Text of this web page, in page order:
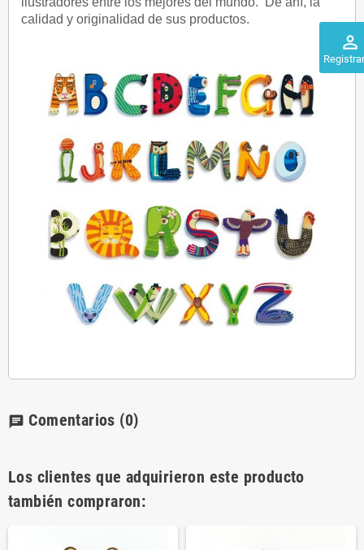
perm_identity
calidad y originalidad de sus productos.
chat Comentarios (0)
Los clientes que adquirieron este producto
también compraron: